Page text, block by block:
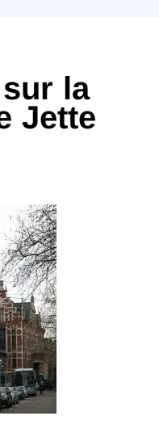
la
Jette